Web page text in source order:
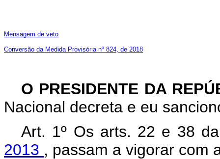
Mensagem de veto
Conversão da Medida Provisória nº 824, de 2018
O PRESIDENTE DA
Nacional decreta e eu
Art. 1º Os arts. 22 e 38
2013 , passam a vigorar com